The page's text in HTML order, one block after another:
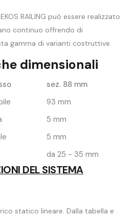
RAILING può essere realizzato
continuo offrendo di
gamma di varianti costruttive.
dimensionali
sez. 88 mm
93 mm
5 mm
5 mm
da 25 - 35 mm
DEL SISTEMA
statico lineare. Dalla tabella e